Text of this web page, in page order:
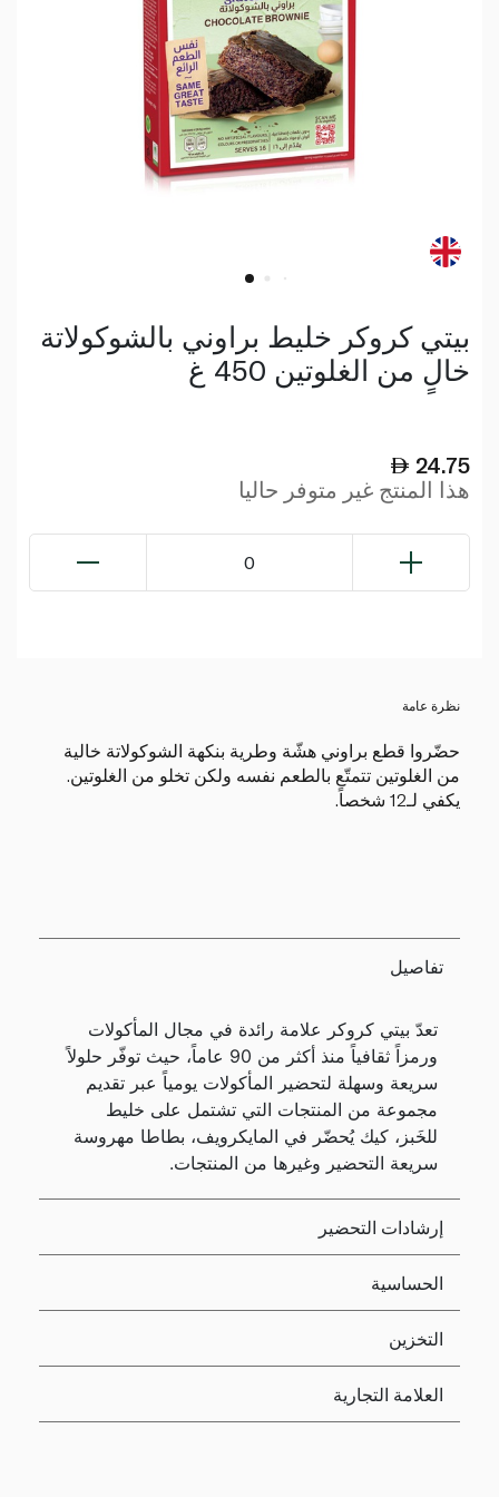
بيتي كروكر خليط براوني بالشوكولاتة
خالٍ من الغلوتين 450 غ
24.75
هذا المنتج غير متوفر حاليا
0
نظرة عامة
حضّروا قطع براوني هشّة وطرية بنكهة الشوكولاتة خالية
من الغلوتين تتمتّع بالطعم نفسه ولكن تخلو من الغلوتين.
يكفي لـ12 شخصاً.
تفاصيل
تعدّ بيتي كروكر علامة رائدة في مجال المأكولات
ورمزاً ثقافياً منذ أكثر من 90 عاماً، حيث توفّر حلولاً
سريعة وسهلة لتحضير المأكولات يومياً عبر تقديم
مجموعة من المنتجات التي تشتمل على خليط
للخَبز، كيك يُحضّر في المايكرويف، بطاطا مهروسة
سريعة التحضير وغيرها من المنتجات.
إرشادات التحضير
الحساسية
التخزين
العلامة التجارية